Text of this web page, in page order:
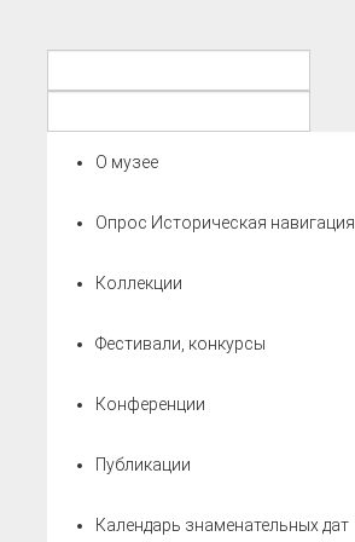
О музее
Опрос Историческая навигация
Коллекции
Фестивали, конкурсы
Конференции
Публикации
Календарь знаменательных дат